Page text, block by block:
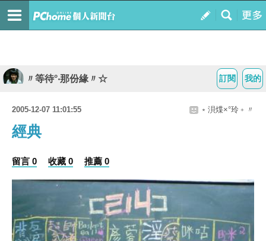
我的
訂閱
〃等待°‧那份緣〃☆
2005-12-07 11:01:55 ﹡浿煠×°玲﹢〃
經典
留言 0 收藏 0 推薦 0